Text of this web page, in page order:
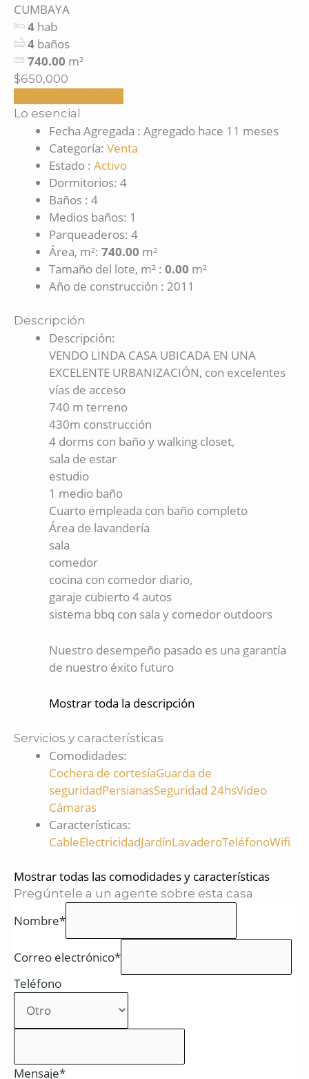
CUMBAYA
4 hab
4 baños
740.00 m²
$650,000
Lo esencial
Fecha Agregada : Agregado hace 11 meses
Categoría: Venta
Estado : Activo
Dormitorios: 4
Baños : 4
Medios baños: 1
Parqueaderos: 4
Área, m²: 740.00 m²
Tamaño del lote, m² : 0.00 m²
Año de construcción : 2011
Descripción
Descripción:
VENDO LINDA CASA UBICADA EN UNA
EXCELENTE URBANIZACIÓN, con excelentes
vías de acceso
740 m terreno
430m construcción
4 dorms con baño y walking closet,
sala de estar
estudio
1 medio baño
Cuarto empleada con baño completo
Área de lavandería
sala
comedor
cocina con comedor diario,
garaje cubierto 4 autos
sistema bbq con sala y comedor outdoors
Nuestro desempeño pasado es una garantía
de nuestro éxito futuro
Mostrar toda la descripción
Servicios y características
Comodidades:
Cochera de cortesíaGuarda de
seguridadPersianasSeguridad 24hsVideo
Cámaras
Características:
CableElectricidadJardínLavaderoTeléfonoWifi
Mostrar todas las comodidades y características
Pregúntele a un agente sobre esta casa
Nombre*
Correo electrónico*
Teléfono
Mensaje*